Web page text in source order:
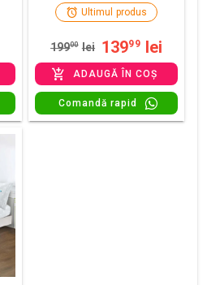
Ultimul produs
19900 lei 13999 lei
ADAUGĂ ÎN COȘ
Comandă rapid